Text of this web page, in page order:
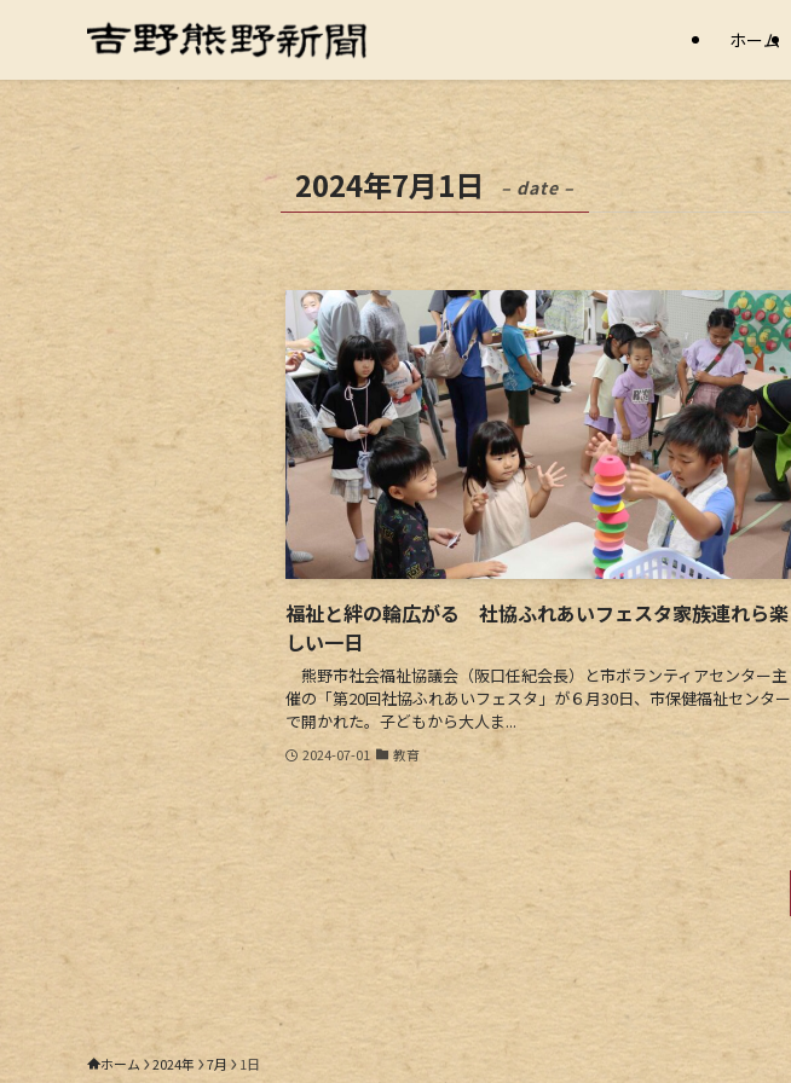
ホーム
2024年7月1日 – date –
福祉と絆の輪広がる 社協ふれあいフェスタ家族連れら楽
しい一日
熊野市社会福祉協議会（阪口任紀会長）と市ボランティアセンター主
催の「第20回社協ふれあいフェスタ」が６月30日、市保健福祉センター
で開かれた。子どもから大人ま...
2024-07-01 教育
ホーム 2024年 7月 1日